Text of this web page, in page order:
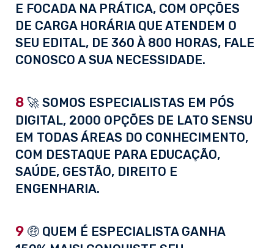
E FOCADA NA PRÁTICA, COM OPÇÕES
DE CARGA HORÁRIA QUE ATENDEM O
SEU EDITAL, DE 360 À 800 HORAS, FALE
CONOSCO A SUA NECESSIDADE.
8 🚀 SOMOS ESPECIALISTAS EM PÓS
DIGITAL, 2000 OPÇÕES DE LATO SENSU
EM TODAS ÁREAS DO CONHECIMENTO,
COM DESTAQUE PARA EDUCAÇÃO,
SAÚDE, GESTÃO, DIREITO E
ENGENHARIA.
9 🤑 QUEM É ESPECIALISTA GANHA